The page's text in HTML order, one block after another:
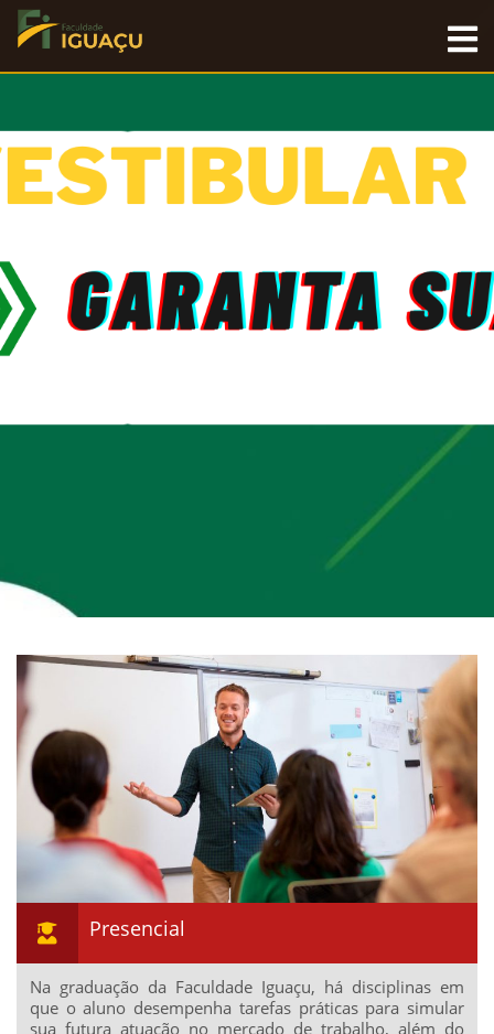
Presencial
Na graduação da Faculdade Iguaçu, há disciplinas em
que o aluno desempenha tarefas práticas para simular
sua futura atuação no mercado de trabalho, além do